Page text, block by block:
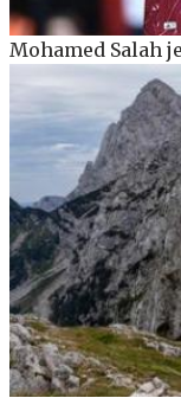
Mohamed Salah